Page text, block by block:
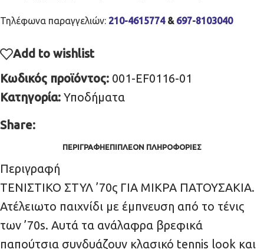
Τηλέφωνα παραγγελιών: 210-4615774& 697-8103040
Add to wishlist
Κωδικός προϊόντος: 001-EF0116-01
Κατηγορία: Υποδήματα
Share:
ΠΕΡΙΓΡΑΦΉΕΠΙΠΛΈΟΝ ΠΛΗΡΟΦΟΡΊΕΣ
Περιγραφή
ΤΕΝΙΣΤΙΚΟ ΣΤΥΛ ’70ς ΓΙΑ ΜΙΚΡΑ ΠΑΤΟΥΣΑΚΙΑ.
Ατέλειωτο παιχνίδι με έμπνευση από το τένις
των ’70s. Αυτά τα ανάλαφρα βρεφικά
παπούτσια συνδυάζουν κλασικό tennis look και